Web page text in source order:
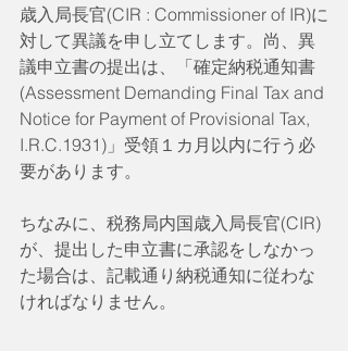
歳入局長官(CIR : Commissioner of IR)に
対して異議を申し立てします。尚、異
議申立書の提出は、「確定納税通知書
(Assessment Demanding Final Tax and
Notice for Payment of Provisional Tax,
I.R.C.1931)」受領１カ月以内に行う必
要があります。
ちなみに、税務局内国歳入局長官(CIR)
が、提出した申立書に承認をしなかっ
た場合は、記載通り納税通知に従わな
ければなりません。